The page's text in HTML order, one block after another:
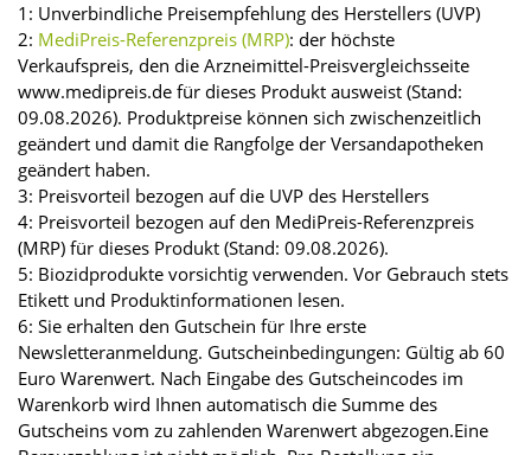
1: Unverbindliche Preisempfehlung des Herstellers (UVP)
2: MediPreis-Referenzpreis (MRP): der höchste
Verkaufspreis, den die Arzneimittel-Preisvergleichsseite
www.medipreis.de für dieses Produkt ausweist (Stand:
09.08.2026). Produktpreise können sich zwischenzeitlich
geändert und damit die Rangfolge der Versandapotheken
geändert haben.
3: Preisvorteil bezogen auf die UVP des Herstellers
4: Preisvorteil bezogen auf den MediPreis-Referenzpreis
(MRP) für dieses Produkt (Stand: 09.08.2026).
5: Biozidprodukte vorsichtig verwenden. Vor Gebrauch stets
Etikett und Produktinformationen lesen.
6: Sie erhalten den Gutschein für Ihre erste
Newsletteranmeldung. Gutscheinbedingungen: Gültig ab 60
Euro Warenwert. Nach Eingabe des Gutscheincodes im
Warenkorb wird Ihnen automatisch die Summe des
Gutscheins vom zu zahlenden Warenwert abgezogen.Eine